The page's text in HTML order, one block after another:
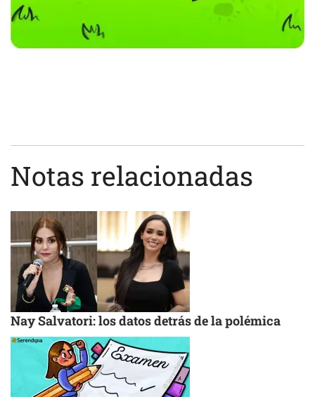
Notas relacionadas
Nay Salvatori: los datos detrás de la polémica